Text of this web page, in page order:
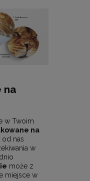
na
w Twoim
na
od nas
w
może z
miejsce w